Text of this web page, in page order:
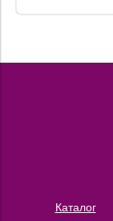
Каталог